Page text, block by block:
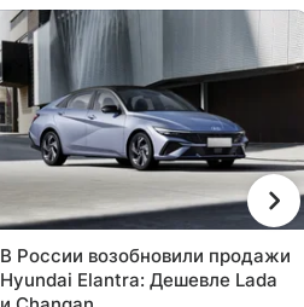
В России возобновили продажи
Hyundai Elantra: Дешевле Lada